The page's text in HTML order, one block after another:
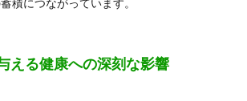
積につながっています。
える健康への深刻な影響